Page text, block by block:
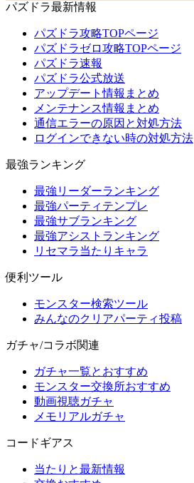
パズドラ最新情報
パズドラ攻略TOPページ
パズドラゼロ攻略TOPページ
パズドラ速報
パズドラ公式放送
アップデート情報まとめ
メンテナンス情報まとめ
通信エラーの原因と対処方法
ログインできない時の対処方法
最強ランキング
最強リーダーランキング
最強パーティテンプレ
最強サブランキング
最強アシストランキング
リセマラ当たりキャラ
便利ツール
モンスター検索ツール
みんなのクリアパーティ投稿
ガチャ/コラボ関連
ガチャ一覧とおすすめ
モンスター交換所おすすめ
動画視聴ガチャ
メモリアルガチャ
コードギアス
当たりと最新情報